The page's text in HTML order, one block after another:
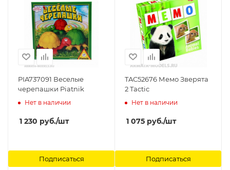
PIA737091 Веселые
черепашки Piatnik
Нет в наличии
1 230 руб./шт
Подписаться
TAC52676 Мемо Зверята
2 Tactic
Нет в наличии
1 075 руб./шт
Подписаться